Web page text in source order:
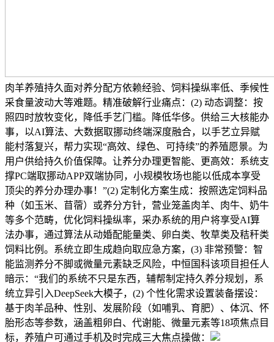
肉羊养殖持久面对养分配方依赖经验、饲料操纵率低、季候性
采食量波动大等难题。精准破解行业痛点：(2) 动态调整：按
照四时放牧变化，降低手艺门槛。降低华侈。供给三大核能办
事，以AI算法、大数据取挪动终端深度融合，以手艺立异赋
能村落复兴，帮力实现“高效、绿色、可持续”的养殖愿景。为
用户供给持久价值保障。让养分办理更智能、更高效：系统支
撑PC端取挪动APP双端协同，小规模牧场也能以低成本享受
顶尖的养分办理办事！”(2) 定制化方案生成：按照选定饲料品
种（如玉米、苜蓿）或养分方针，营业笼盖肉羊、肉牛、奶牛
等多个范畴，优化饲料操纵率，采办系统的用户将享受AI算
法办事，通过算法从动婚配能量类、卵白类、牧草类及秸秆类
饲料比例。系统立即生成趋向取应急方案，(3) 非常预警：智
能监测养分不脚或微量元素缺乏风险，中恒国科该项目担任人
暗示：“我们的系统不只是东西，辅帮制定持久养分规划，系
统立异引入DeepSeek大模子，(2) 个性化需求设置装备摆设：
基于肉羊品种、性别、发展阶段（如哺乳、育肥）、体沉、怀
胎形态等参数，涵盖粗卵白、代谢能、微量元素等18项焦点目
标，养殖户可通过手机及时完成三大焦点操做：